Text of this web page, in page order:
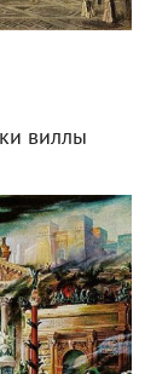
виллы